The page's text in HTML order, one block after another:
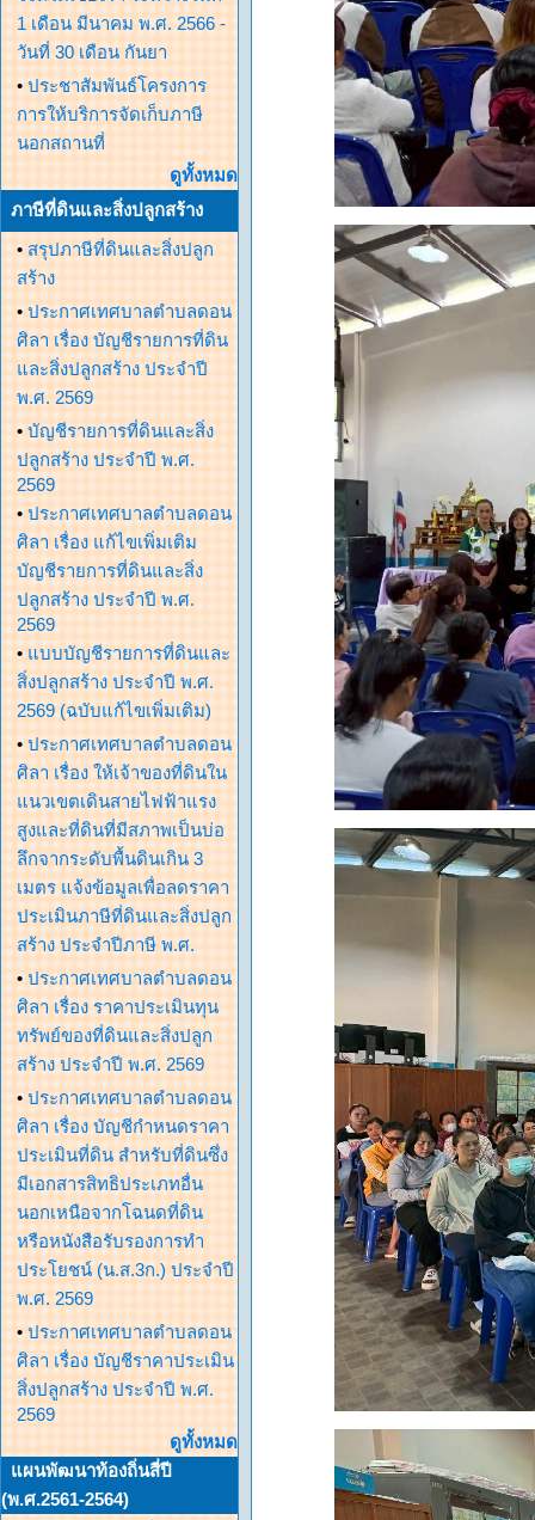
1 เดือน มีนาคม พ.ศ. 2566 -
วันที่ 30 เดือน กันยา
• ประชาสัมพันธ์โครงการ
การให้บริการจัดเก็บภาษี
นอกสถานที่
ดูทั้งหมด
ภาษีที่ดินและสิ่งปลูกสร้าง
• สรุปภาษีที่ดินและสิ่งปลูก
สร้าง
• ประกาศเทศบาลตำบลดอน
ศิลา เรื่อง บัญชีรายการที่ดิน
และสิ่งปลูกสร้าง ประจำปี
พ.ศ. 2569
• บัญชีรายการที่ดินและสิ่ง
ปลูกสร้าง ประจำปี พ.ศ.
2569
• ประกาศเทศบาลตำบลดอน
ศิลา เรื่อง แก้ไขเพิ่มเติม
บัญชีรายการที่ดินและสิ่ง
ปลูกสร้าง ประจำปี พ.ศ.
2569
• แบบบัญชีรายการที่ดินและ
สิ่งปลูกสร้าง ประจำปี พ.ศ.
2569 (ฉบับแก้ไขเพิ่มเติม)
• ประกาศเทศบาลตำบลดอน
ศิลา เรื่อง ให้เจ้าของที่ดินใน
แนวเขตเดินสายไฟฟ้าแรง
สูงและที่ดินที่มีสภาพเป็นบ่อ
ลึกจากระดับพื้นดินเกิน 3
เมตร แจ้งข้อมูลเพื่อลดราคา
ประเมินภาษีที่ดินและสิ่งปลูก
สร้าง ประจำปีภาษี พ.ศ.
• ประกาศเทศบาลตำบลดอน
ศิลา เรื่อง ราคาประเมินทุน
ทรัพย์ของที่ดินและสิ่งปลูก
สร้าง ประจำปี พ.ศ. 2569
• ประกาศเทศบาลตำบลดอน
ศิลา เรื่อง บัญชีกำหนดราคา
ประเมินที่ดิน สำหรับที่ดินซึ่ง
มีเอกสารสิทธิประเภทอื่น
นอกเหนือจากโฉนดที่ดิน
หรือหนังสือรับรองการทำ
ประโยชน์ (น.ส.3ก.) ประจำปี
พ.ศ. 2569
• ประกาศเทศบาลตำบลดอน
ศิลา เรื่อง บัญชีราคาประเมิน
สิ่งปลูกสร้าง ประจำปี พ.ศ.
2569
ดูทั้งหมด
แผนพัฒนาท้องถิ่นสี่ปี
(พ.ศ.2561-2564)